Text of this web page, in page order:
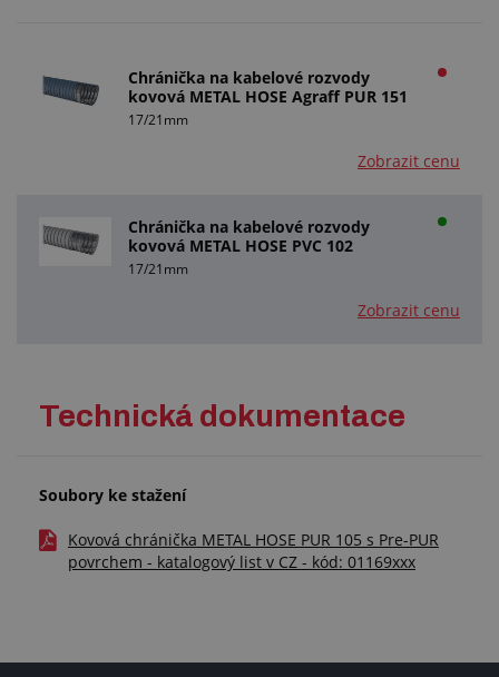
Chránička na kabelové rozvody
kovová METAL HOSE Agraff PUR 151
17/21mm
Zobrazit cenu
Chránička na kabelové rozvody
kovová METAL HOSE PVC 102
17/21mm
Zobrazit cenu
Technická dokumentace
Soubory ke stažení
Kovová chránička METAL HOSE PUR 105 s Pre-PUR
povrchem - katalogový list v CZ - kód: 01169xxx